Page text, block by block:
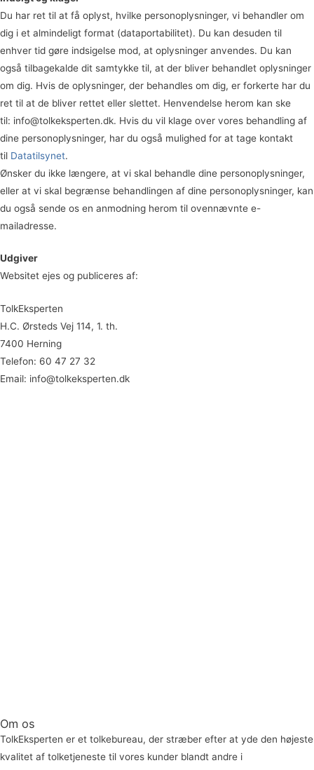
Du har ret til at få oplyst, hvilke personoplysninger, vi behandler om
dig i et almindeligt format (dataportabilitet). Du kan desuden til
enhver tid gøre indsigelse mod, at oplysninger anvendes. Du kan
også tilbagekalde dit samtykke til, at der bliver behandlet oplysninger
om dig. Hvis de oplysninger, der behandles om dig, er forkerte har du
ret til at de bliver rettet eller slettet. Henvendelse herom kan ske
til: info@tolkeksperten.dk. Hvis du vil klage over vores behandling af
dine personoplysninger, har du også mulighed for at tage kontakt
til Datatilsynet.
Ønsker du ikke længere, at vi skal behandle dine personoplysninger,
eller at vi skal begrænse behandlingen af dine personoplysninger, kan
du også sende os en anmodning herom til ovennævnte e-
mailadresse.
Udgiver
Websitet ejes og publiceres af:
TolkEksperten
H.C. Ørsteds Vej 114, 1. th.
7400 Herning
Telefon: 60 47 27 32
Email: info@tolkeksperten.dk
Om os
TolkEksperten er et tolkebureau, der stræber efter at yde den højeste
kvalitet af tolketjeneste til vores kunder blandt andre i